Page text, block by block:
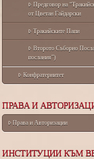
Предговор на
от Цветан Гайдарски
Тракийските Папи
Второто Съборно
послания”)
Конфратернитет
ПРАВА И
Права и Авторизации
ИНСТИТУЦИИ КЪМ